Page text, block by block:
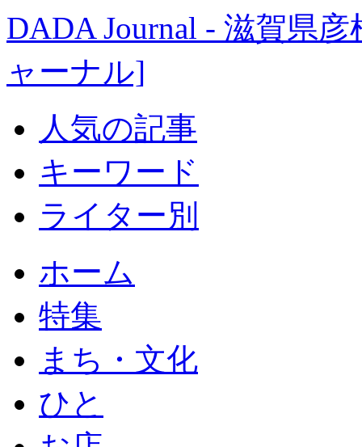
DADA Journal - 滋賀県
ャーナル]
人気の記事
キーワード
ライター別
ホーム
特集
まち・文化
ひと